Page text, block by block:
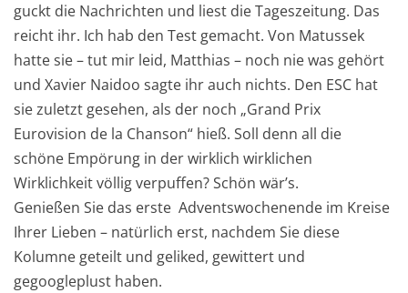
guckt die Nachrichten und liest die Tageszeitung. Das
reicht ihr. Ich hab den Test gemacht. Von Matussek
hatte sie – tut mir leid, Matthias – noch nie was gehört
und Xavier Naidoo sagte ihr auch nichts. Den ESC hat
sie zuletzt gesehen, als der noch „Grand Prix
Eurovision de la Chanson“ hieß. Soll denn all die
schöne Empörung in der wirklich wirklichen
Wirklichkeit völlig verpuffen? Schön wär’s.
Genießen Sie das erste Adventswochenende im Kreise
Ihrer Lieben – natürlich erst, nachdem Sie diese
Kolumne geteilt und geliked, gewittert und
gegoogleplust haben.